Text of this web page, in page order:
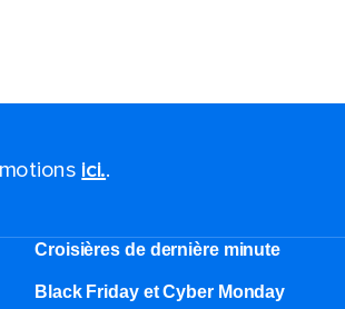
ici..
Croisières de dernière minute
Black Friday et Cyber Monday